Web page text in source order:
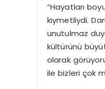
“Hayatları
kıymetliydi.
unutulmaz
kültürünü
olarak
ile bizleri çok